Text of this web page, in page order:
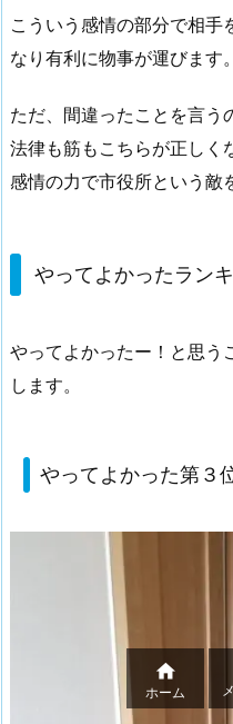
こういう感情の部分で相手
なり有利に物事が運びます。
ただ、間違ったことを言う
法律も筋もこちらが正しく
感情の力で市役所という敵
やってよかったラン
やってよかったー！と思う
します。
やってよかった第３

ホーム